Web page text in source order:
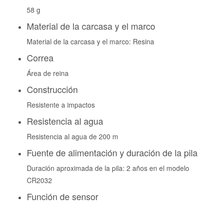
58 g
Material de la carcasa y el marco
Material de la carcasa y el marco: Resina
Correa
Área de reina
Construcción
Resistente a impactos
Resistencia al agua
Resistencia al agua de 200 m
Fuente de alimentación y duración de la pila
Duración aproximada de la pila: 2 años en el modelo
CR2032
Función de sensor